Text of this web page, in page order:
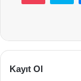
Kayıt Ol